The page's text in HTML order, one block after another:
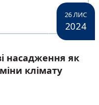
26 ЛИС
2024
насадження як
клімату